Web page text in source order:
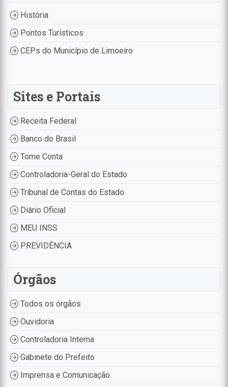
História
Pontos Turísticos
CEPs do Município de Limoeiro
Sites e Portais
Receita Federal
Banco do Brasil
Tome Conta
Controladoria-Geral do Estado
Tribunal de Contas do Estado
Diário Oficial
MEU INSS
PREVIDÊNCIA
Órgãos
Todos os órgãos
Ouvidoria
Controladoria Interna
Gabinete do Prefeito
Imprensa e Comunicação